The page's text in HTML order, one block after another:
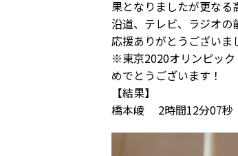
果となりましたが更なる
沿道、テレビ、ラジオの
応援ありがとうございま
※東京2020オリンピック
めでとうございます！
【結果】
橋本崚 2時間12分07